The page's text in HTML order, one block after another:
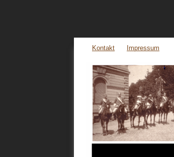
Kontakt Impressum